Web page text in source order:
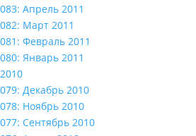
083: Апрель 2011
082: Март 2011
081: Февраль 2011
080: Январь 2011
2010
079: Декабрь 2010
078: Ноябрь 2010
077: Сентябрь 2010